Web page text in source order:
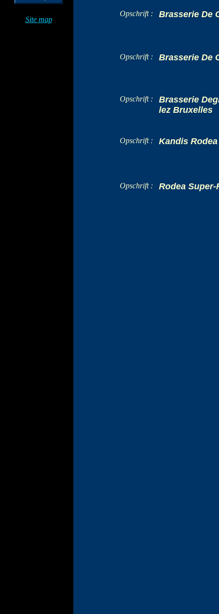
Site map
Opschrift : Brasserie De
Opschrift : Brasserie De
Opschrift :
Brasserie
lez Bruxelles
Opschrift : Kandis Rodea
Opschrift : Rodea Super-